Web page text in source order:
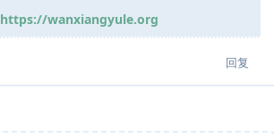
https://wanxiangyule.org
回复